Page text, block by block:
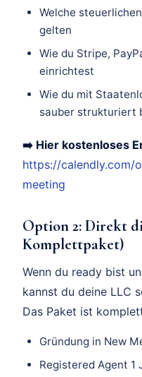
Welche
gelten
Wie du Stripe,
einrichtest
Wie du mit
sauber strukturiert
➡️ Hier kostenloses
https://calendly.com/
meeting
Option 2: Direkt
Komplettpaket)
Wenn du ready bist
kannst du deine LLC
Das Paket ist
Gründung in New
Registered Agent 1